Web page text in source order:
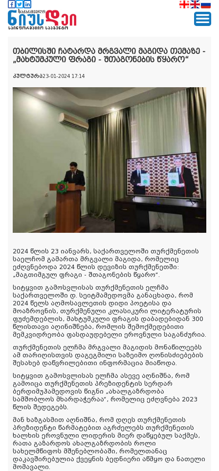
თბილისში ჩატარდა მრგვალი მაგიდა თემაზე -
„მახტუმკული ფრაგი - შთაგონების წყარო“
კულტურა23-01-2024 17:14
2024 წლის 23 იანვარს, საქართველოში თურქმენეთის
საელჩომ გამართა მრგვალი მაგიდა, რომელიც
ეძღვნებოდა 2024 წლის დევიზის თურქმენეთში:
„მაგთიმგულ ფრაგი - შთაგონების წყარო“.
სიტყვით გამოსვლისას თურქმენეთის ელჩმა
საქართველოში დ. სეიტმამედოვმა განაცხადა, რომ
2024 წელს აღმოსავლეთის დიდი პოეტისა და
მოაზროვნის, თურქმენული კლასიკური ლიტერატურის
ფუძემდებლის, მახტუმკული ფრაგის დაბადებიდან 300
წლისთავი აღინიშნება, რომლის შემოქმედებითი
მემკვიდრეობა ფასდაუდებელი ეროვნული საგანძურია.
თურქმენეთის ელჩმა მრგვალი მაგიდის მონაწილეებს
ამ თარიღისთვის დაგეგმილი საზეიმო ღონისძიებების
შესახებ დაწვრილებითი ინფორმაცია მიაწოდა.
სიტყვით გამოსვლისას ელჩმა ასევე აღნიშნა, რომ
გამოიცა თურქმენეთის პრეზიდენტის სერდარ
ბერდიმუჰამედოვის წიგნი „ახალგაზრდობა
სამშობლოს მხარდაჭერაა“, რომელიც ეძღვნება 2023
წლის შედეგებს.
მან ხაზგასმით აღნიშნა, რომ დღეს თურქმენეთის
პრეზიდენტი წარმატებით აგრძელებს თურქმენეთის
ხალხის ეროვნული ლიდერის მიერ დაწყებულ საქმეს,
რათა გაზარდოს ახალგაზრდობის როლი
სახელმწიფოს მშენებლობაში, რომელთანაც
დაკავშირებულია ქვეყნის ბედნიერი აწმყო და ნათელი
მომავალი.